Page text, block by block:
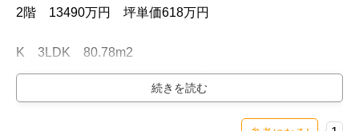
2階　13490万円　坪単価618万円
K　3LDK　80.78m2
4階　16990万円　坪単価695万円